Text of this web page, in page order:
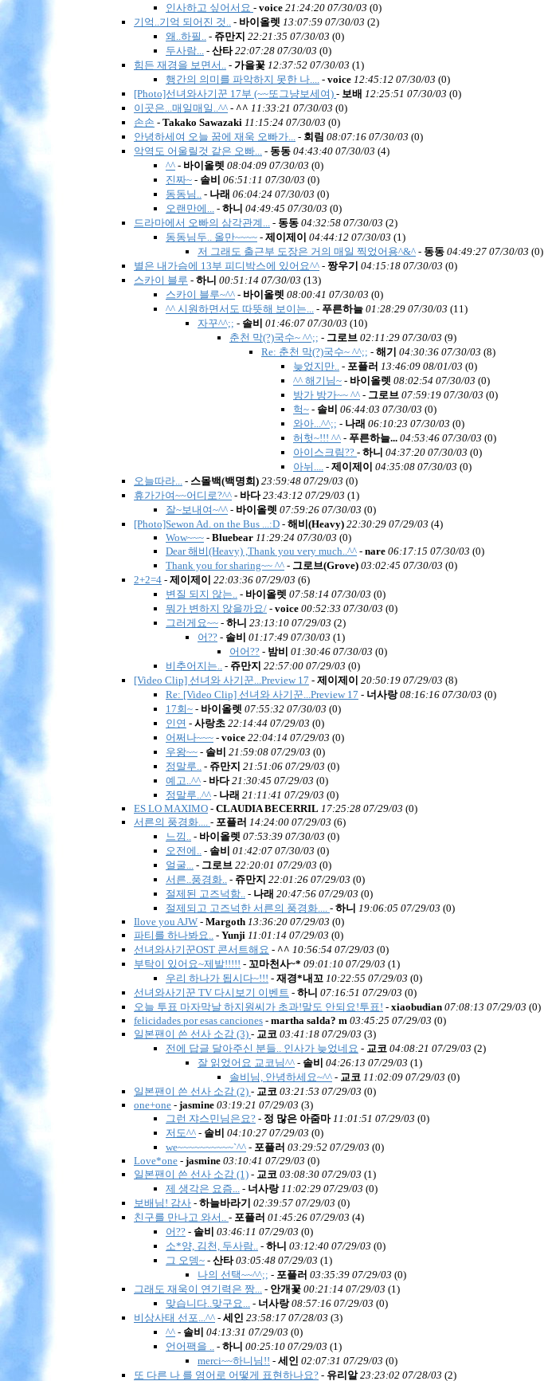
인사하고 싶어서요 - voice 21:24:20 07/30/03 (0)
기억..기억 되어진 것.. - 바이올렛 13:07:59 07/30/03 (2)
왜..하필.. - 쥬만지 22:21:35 07/30/03 (0)
두사람... - 산타 22:07:28 07/30/03 (0)
힘든 재경을 보면서.. - 가을꽃 12:37:52 07/30/03 (1)
행간의 의미를 파악하지 못한 나.... - voice 12:45:12 07/30/03 (0)
[Photo]선녀와사기꾼 17부 (~~또그냥보세여) - 보배 12:25:51 07/30/03 (0)
이곳은...매일매일..^^ - ^^ 11:33:21 07/30/03 (0)
손손 - Takako Sawazaki 11:15:24 07/30/03 (0)
안녕하세여 오늘 꿈에 재욱 오빠가... - 회림 08:07:16 07/30/03 (0)
악역도 어울릴것 같은 오빠... - 동동 04:43:40 07/30/03 (4)
^^ - 바이올렛 08:04:09 07/30/03 (0)
진짜~ - 솔비 06:51:11 07/30/03 (0)
동동님.. - 나래 06:04:24 07/30/03 (0)
오랜만에... - 하니 04:49:45 07/30/03 (0)
드라마에서 오빠의 삼각관계... - 동동 04:32:58 07/30/03 (2)
동동님두.. 올만~~~~ - 제이제이 04:44:12 07/30/03 (1)
저 그래도 출근부 도장은 거의 매일 찍었어용^&^ - 동동 04:49:27 07/30/03 (0)
별은 내가슴에 13부 피디박스에 있어요^^ - 짱우기 04:15:18 07/30/03 (0)
스카이 블루 - 하니 00:51:14 07/30/03 (13)
스카이 블루~^^ - 바이올렛 08:00:41 07/30/03 (0)
^^ 시원하면서도 따뜻해 보이는... - 푸른하늘 01:28:29 07/30/03 (11)
자꾸^^;; - 솔비 01:46:07 07/30/03 (10)
춘천 막(?)국수~ ^^;; - 그로브 02:11:29 07/30/03 (9)
Re: 춘천 막(?)국수~ ^^;; - 해기 04:30:36 07/30/03 (8)
늦었지만.. - 포플러 13:46:09 08/01/03 (0)
^^ 해기님~ - 바이올렛 08:02:54 07/30/03 (0)
방가 방가~~ ^^ - 그로브 07:59:19 07/30/03 (0)
헉~ - 솔비 06:44:03 07/30/03 (0)
와아...^^;; - 나래 06:10:23 07/30/03 (0)
허헛~!!! ^^ - 푸른하늘... 04:53:46 07/30/03 (0)
아이스크림?? - 하니 04:37:20 07/30/03 (0)
아뉘.... - 제이제이 04:35:08 07/30/03 (0)
오늘따라... - 스몰백(백명희) 23:59:48 07/29/03 (0)
휴가가여~~어디로?^^ - 바다 23:43:12 07/29/03 (1)
잘~보내여~^^ - 바이올렛 07:59:26 07/30/03 (0)
[Photo]Sewon Ad. on the Bus ...:D - 해비(Heavy) 22:30:29 07/29/03 (4)
Wow~~~ - Bluebear 11:29:24 07/30/03 (0)
Dear 해비(Heavy) ,Thank you very much..^^ - nare 06:17:15 07/30/03 (0)
Thank you for sharing~~ ^^ - 그로브(Grove) 03:02:45 07/30/03 (0)
2+2=4 - 제이제이 22:03:36 07/29/03 (6)
변질 되지 않는.. - 바이올렛 07:58:14 07/30/03 (0)
뭐가 변하지 않을까요/ - voice 00:52:33 07/30/03 (0)
그러게요~~ - 하니 23:13:10 07/29/03 (2)
어?? - 솔비 01:17:49 07/30/03 (1)
어어?? - 밤비 01:30:46 07/30/03 (0)
비추어지는.. - 쥬만지 22:57:00 07/29/03 (0)
[Video Clip] 선녀와 사기꾼...Preview 17 - 제이제이 20:50:19 07/29/03 (8)
Re: [Video Clip] 선녀와 사기꾼...Preview 17 - 너사랑 08:16:16 07/30/03 (0)
17회~ - 바이올렛 07:55:32 07/30/03 (0)
인연 - 사랑초 22:14:44 07/29/03 (0)
어쩌나~~~ - voice 22:04:14 07/29/03 (0)
우왕~~ - 솔비 21:59:08 07/29/03 (0)
정말루.. - 쥬만지 21:51:06 07/29/03 (0)
예고..^^ - 바다 21:30:45 07/29/03 (0)
정말루..^^ - 나래 21:11:41 07/29/03 (0)
ES LO MAXIMO - CLAUDIA BECERRIL 17:25:28 07/29/03 (0)
서른의 풍경화.... - 포플러 14:24:00 07/29/03 (6)
느낌.. - 바이올렛 07:53:39 07/30/03 (0)
오전에.. - 솔비 01:42:07 07/30/03 (0)
얼굴... - 그로브 22:20:01 07/29/03 (0)
서른..풍경화.. - 쥬만지 22:01:26 07/29/03 (0)
절제된 고즈넉함.. - 나래 20:47:56 07/29/03 (0)
절제되고 고즈넉한 서른의 풍경화.... - 하니 19:06:05 07/29/03 (0)
Ilove you AJW - Margoth 13:36:20 07/29/03 (0)
파티를 하나봐요.. - Yunji 11:01:14 07/29/03 (0)
선녀와사기꾼OST 콘서트해요 - ^^ 10:56:54 07/29/03 (0)
부탁이 있어요~제발!!!!! - 꼬마천사~* 09:01:10 07/29/03 (1)
우리 하나가 됩시다~!!! - 재경*내꼬 10:22:55 07/29/03 (0)
선녀와사기꾼 TV 다시보기 이벤트 - 하니 07:16:51 07/29/03 (0)
오늘 투표 마자막날 하지원씨가 초과!말도 안되요!투표! - xiaobudian 07:08:13 07/29/03 (0)
felicidades por esas canciones - martha salda? m 03:45:25 07/29/03 (0)
일본팬이 쓴 선사 소감 (3) - 교코 03:41:18 07/29/03 (3)
전에 답글 달아주신 분들.. 인사가 늦었네요 - 교코 04:08:21 07/29/03 (2)
잘 읽었어요 교코님^^ - 솔비 04:26:13 07/29/03 (1)
솔비님, 안녕하세요~^^ - 교코 11:02:09 07/29/03 (0)
일본팬이 쓴 선사 소감 (2) - 교코 03:21:53 07/29/03 (0)
one+one - jasmine 03:19:21 07/29/03 (3)
그런 쟈스민님은요? - 정 많은 아줌마11:01:51 07/29/03 (0)
저도^^ - 솔비 04:10:27 07/29/03 (0)
we~~~~~~~~~~`^^ - 포플러 03:29:52 07/29/03 (0)
Love*one - jasmine 03:10:41 07/29/03 (0)
일본팬이 쓴 선사 소감 (1) - 교코 03:08:30 07/29/03 (1)
제 생각은 요즘... - 너사랑 11:02:29 07/29/03 (0)
보배님! 감사 - 하늘바라기 02:39:57 07/29/03 (0)
친구를 만나고 와서.. - 포플러 01:45:26 07/29/03 (4)
어?? - 솔비 03:46:11 07/29/03 (0)
소*양, 김천, 두사람.. - 하니 03:12:40 07/29/03 (0)
그 오뎅~ - 산타 03:05:48 07/29/03 (1)
나의 선택~~^^;; - 포플러 03:35:39 07/29/03 (0)
그래도 재욱이 연기력은 짱... - 안개꽃 00:21:14 07/29/03 (1)
맞습니다..맞구요... - 너사랑 08:57:16 07/29/03 (0)
비상사태 선포...^^ - 세인 23:58:17 07/28/03 (3)
^^ - 솔비 04:13:31 07/29/03 (0)
언어팩을 .. - 하니 00:25:10 07/29/03 (1)
merci~~하니님!! - 세인 02:07:31 07/29/03 (0)
또 다른 나 를 영어로 어떻게 표현하나요? - 유리알 23:23:02 07/28/03 (2)